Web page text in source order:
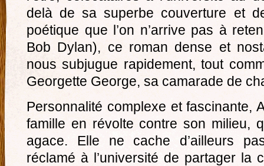
delà de sa superbe couverture et
poétique que l’on n’arrive pas à
Bob Dylan), ce roman dense et
nous subjugue rapidement, tout
Georgette George, sa camarade de
Personnalité complexe et fascinante,
famille en révolte contre son milieu,
agace. Elle ne cache d’ailleurs
réclamé à l’université de partager la